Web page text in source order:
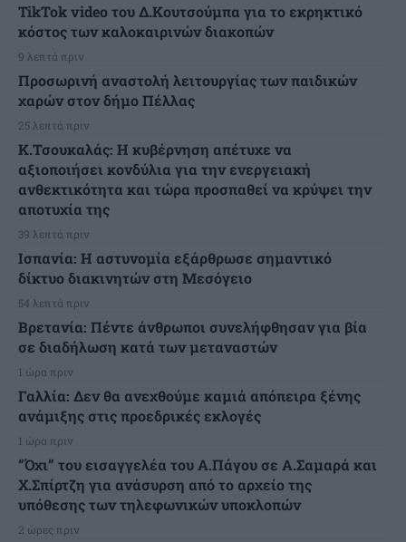
TikTok video του Δ.Κουτσούμπα για το εκρηκτικό
κόστος των καλοκαιρινών διακοπών
9 λεπτά πριν
Προσωρινή αναστολή λειτουργίας των παιδικών
χαρών στον δήμο Πέλλας
25 λεπτά πριν
Κ.Τσουκαλάς: Η κυβέρνηση απέτυχε να
αξιοποιήσει κονδύλια για την ενεργειακή
ανθεκτικότητα και τώρα προσπαθεί να κρύψει την
αποτυχία της
39 λεπτά πριν
Ισπανία: Η αστυνομία εξάρθρωσε σημαντικό
δίκτυο διακινητών στη Μεσόγειο
54 λεπτά πριν
Βρετανία: Πέντε άνθρωποι συνελήφθησαν για βία
σε διαδήλωση κατά των μεταναστών
1 ώρα πριν
Γαλλία: Δεν θα ανεχθούμε καμιά απόπειρα ξένης
ανάμιξης στις προεδρικές εκλογές
1 ώρα πριν
“Όχι” του εισαγγελέα του Α.Πάγου σε Α.Σαμαρά και
Χ.Σπίρτζη για ανάσυρση από το αρχείο της
υπόθεσης των τηλεφωνικών υποκλοπών
2 ώρες πριν